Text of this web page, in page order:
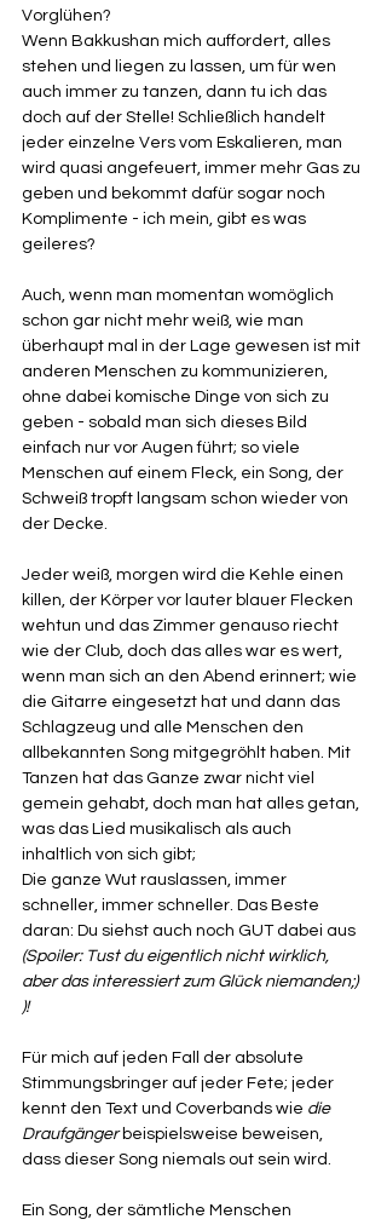
Vorglühen?
Wenn Bakkushan mich auffordert, alles
stehen und liegen zu lassen, um für wen
auch immer zu tanzen, dann tu ich das
doch auf der Stelle! Schließlich handelt
jeder einzelne Vers vom Eskalieren, man
wird quasi angefeuert, immer mehr Gas zu
geben und bekommt dafür sogar noch
Komplimente - ich mein, gibt es was
geileres?
Auch, wenn man momentan womöglich
schon gar nicht mehr weiß, wie man
überhaupt mal in der Lage gewesen ist mit
anderen Menschen zu kommunizieren,
ohne dabei komische Dinge von sich zu
geben - sobald man sich dieses Bild
einfach nur vor Augen führt; so viele
Menschen auf einem Fleck, ein Song, der
Schweiß tropft langsam schon wieder von
der Decke.
Jeder weiß, morgen wird die Kehle einen
killen, der Körper vor lauter blauer Flecken
wehtun und das Zimmer genauso riecht
wie der Club, doch das alles war es wert,
wenn man sich an den Abend erinnert; wie
die Gitarre eingesetzt hat und dann das
Schlagzeug und alle Menschen den
allbekannten Song mitgegröhlt haben. Mit
Tanzen hat das Ganze zwar nicht viel
gemein gehabt, doch man hat alles getan,
was das Lied musikalisch als auch
inhaltlich von sich gibt;
Die ganze Wut rauslassen, immer
schneller, immer schneller. Das Beste
daran: Du siehst auch noch GUT dabei aus
(Spoiler: Tust du eigentlich nicht wirklich,
aber das interessiert zum Glück niemanden;)
)!
Für mich auf jeden Fall der absolute
Stimmungsbringer auf jeder Fete; jeder
kennt den Text und Coverbands wie die
Draufgänger beispielsweise beweisen,
dass dieser Song niemals out sein wird.
Ein Song, der sämtliche Menschen